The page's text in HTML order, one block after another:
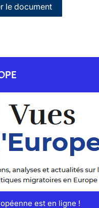
le document
est en ligne !